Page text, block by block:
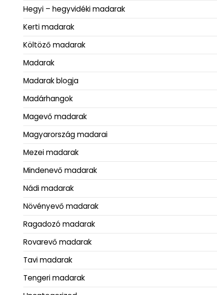
Hegyi – hegyvidéki madarak
Kerti madarak
Költöző madarak
Madarak
Madarak blogja
Madárhangok
Magevő madarak
Magyarország madarai
Mezei madarak
Mindenevő madarak
Nádi madarak
Növényevő madarak
Ragadozó madarak
Rovarevő madarak
Tavi madarak
Tengeri madarak